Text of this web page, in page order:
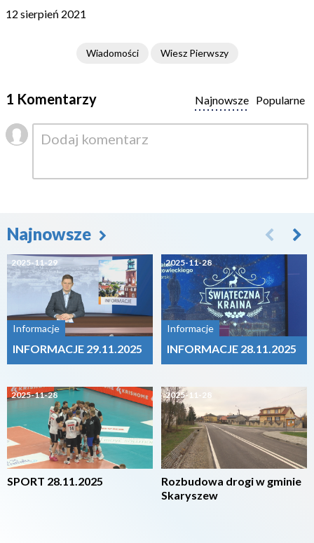
12 sierpień 2021
Wiadomości Wiesz Pierwszy
1 Komentarzy Popularne
Najnowsze
Najnowsze
2025-11-29
Informacje
INFORMACJE 29.11.2025
2025-11-28
SPORT 28.11.2025
2025-11-28
Informacje
INFORMACJE 28.11.2025
2025-11-28
Rozbudowa drogi w gminie
Skaryszew